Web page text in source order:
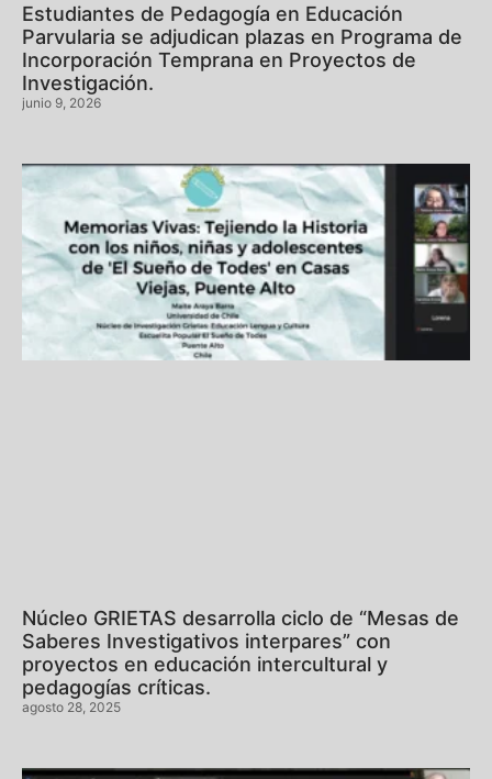
Estudiantes de Pedagogía en Educación
Parvularia se adjudican plazas en Programa de
Incorporación Temprana en Proyectos de
Investigación.
junio 9, 2026
Núcleo GRIETAS desarrolla ciclo de “Mesas de
Saberes Investigativos interpares” con
proyectos en educación intercultural y
pedagogías críticas.
agosto 28, 2025